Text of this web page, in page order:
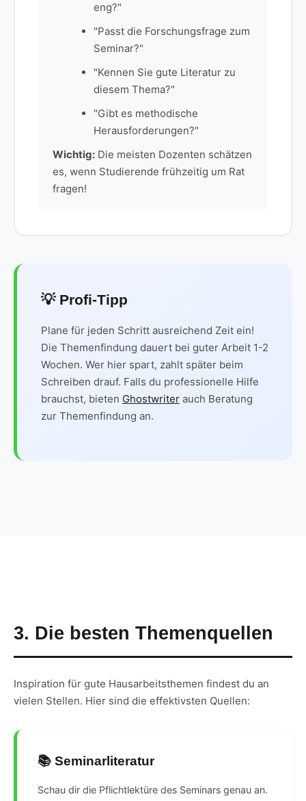
eng?"
"Passt die Forschungsfrage zum
Seminar?"
"Kennen Sie gute Literatur zu
diesem Thema?"
"Gibt es methodische
Herausforderungen?"
Wichtig: Die meisten Dozenten schätzen
es, wenn Studierende frühzeitig um Rat
fragen!
💡 Profi-Tipp
Plane für jeden Schritt ausreichend Zeit ein!
Die Themenfindung dauert bei guter Arbeit 1-2
Wochen. Wer hier spart, zahlt später beim
Schreiben drauf. Falls du professionelle Hilfe
brauchst, bieten Ghostwriter auch Beratung
zur Themenfindung an.
3. Die besten Themenquellen
Inspiration für gute Hausarbeitsthemen findest du an
vielen Stellen. Hier sind die effektivsten Quellen:
📚 Seminarliteratur
Schau dir die Pflichtlektüre des Seminars genau an.